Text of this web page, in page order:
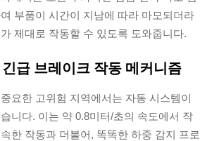
부품이 시간이 지남에 따라 마모되더라
제대로 작동할 수 있도록 도와줍니다.
급 브레이크 작동 메커니즘
요한 고위험 지역에서는 자동 시스템이
니다. 이는 약 0.8미터/초의 속도에서 작
한 작동과 더불어, 똑똑한 하중 감지 프로